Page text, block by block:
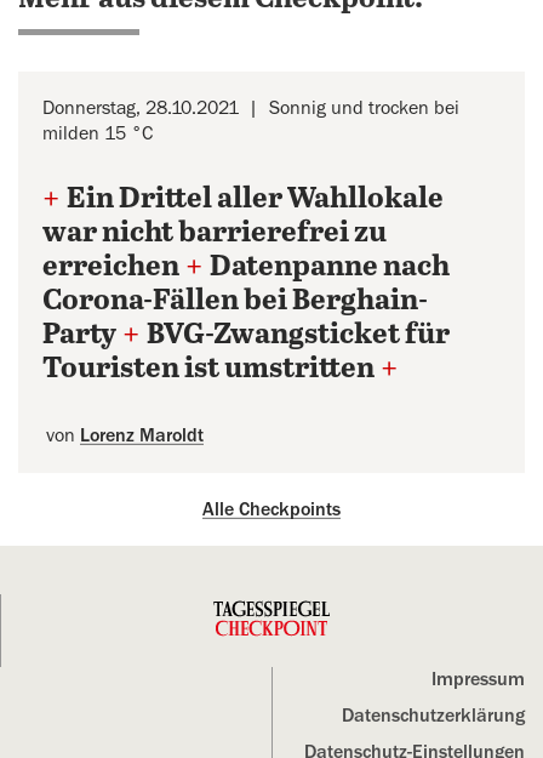
Donnerstag, 28.10.2021
Sonnig und trocken bei
milden 15 °C
+ Ein Drittel aller Wahllokale
war nicht barrierefrei zu
erreichen + Datenpanne nach
Corona-Fällen bei Berghain-
Party + BVG-Zwangsticket für
Touristen ist umstritten +
von Lorenz Maroldt
Alle Checkpoints
Impressum
Datenschutz­erklärung
Datenschutz-Einstellungen